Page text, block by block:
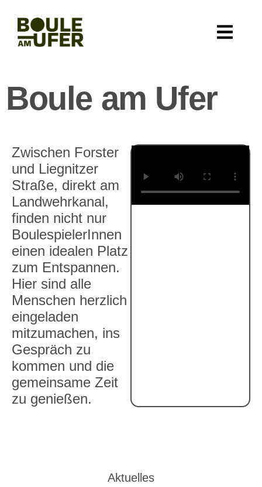
Boule am Ufer
Zwischen Forster
und Liegnitzer
Straße, direkt am
Landwehrkanal,
finden nicht nur
BoulespielerInnen
einen idealen Platz
zum Entspannen.
Hier sind alle
Menschen herzlich
eingeladen
mitzumachen, ins
Gespräch zu
kommen und die
gemeinsame Zeit
zu genießen.
Aktuelles